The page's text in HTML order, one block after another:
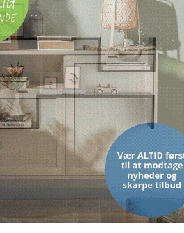
Papirpose 8 × 31 × 15 cm - blå
(sæt á 3)